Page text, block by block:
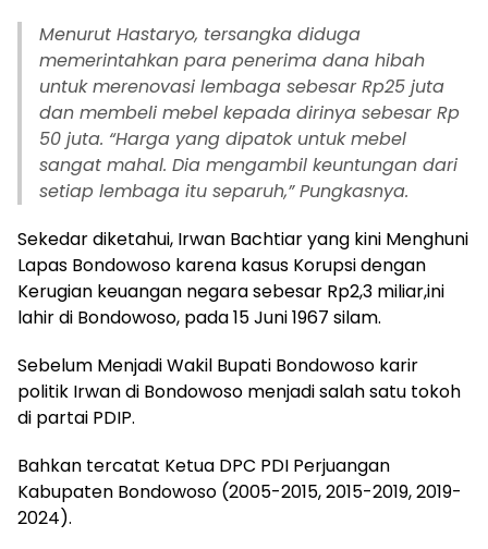
Menurut Hastaryo, tersangka diduga
memerintahkan para penerima dana hibah
untuk merenovasi lembaga sebesar Rp25 juta
dan membeli mebel kepada dirinya sebesar Rp
50 juta. “Harga yang dipatok untuk mebel
sangat mahal. Dia mengambil keuntungan dari
setiap lembaga itu separuh,” Pungkasnya.
Sekedar diketahui, Irwan Bachtiar yang kini Menghuni
Lapas Bondowoso karena kasus Korupsi dengan
Kerugian keuangan negara sebesar Rp2,3 miliar,ini
lahir di Bondowoso, pada 15 Juni 1967 silam.
Sebelum Menjadi Wakil Bupati Bondowoso karir
politik Irwan di Bondowoso menjadi salah satu tokoh
di partai PDIP.
Bahkan tercatat Ketua DPC PDI Perjuangan
Kabupaten Bondowoso (2005-2015, 2015-2019, 2019-
2024).